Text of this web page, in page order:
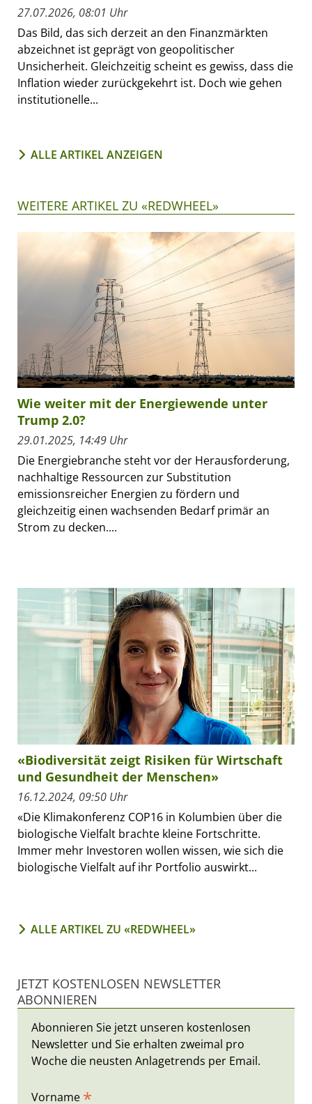
27.07.2026, 08:01 Uhr
Das Bild, das sich derzeit an den Finanzmärkten
abzeichnet ist geprägt von geopolitischer
Unsicherheit. Gleichzeitig scheint es gewiss, dass die
Inflation wieder zurückgekehrt ist. Doch wie gehen
institutionelle...
ALLE ARTIKEL ANZEIGEN
WEITERE ARTIKEL ZU «REDWHEEL»
Wie weiter mit der Energiewende unter
Trump 2.0?
29.01.2025, 14:49 Uhr
Die Energiebranche steht vor der Herausforderung,
nachhaltige Ressourcen zur Substitution
emissionsreicher Energien zu fördern und
gleichzeitig einen wachsenden Bedarf primär an
Strom zu decken....
«Biodiversität zeigt Risiken für Wirtschaft
und Gesundheit der Menschen»
16.12.2024, 09:50 Uhr
«Die Klimakonferenz COP16 in Kolumbien über die
biologische Vielfalt brachte kleine Fortschritte.
Immer mehr Investoren wollen wissen, wie sich die
biologische Vielfalt auf ihr Portfolio auswirkt...
ALLE ARTIKEL ZU «REDWHEEL»
JETZT KOSTENLOSEN NEWSLETTER
ABONNIEREN
Abonnieren Sie jetzt unseren kostenlosen
Newsletter und Sie erhalten zweimal pro
Woche die neusten Anlagetrends per Email.
Vorname *